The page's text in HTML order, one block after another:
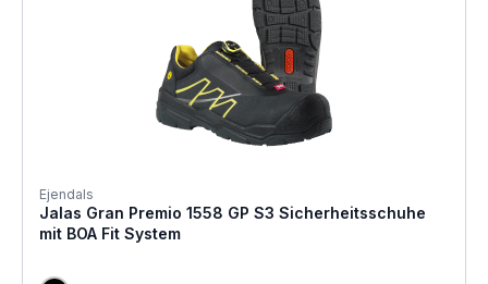
Ejendals
Jalas Gran Premio 1558 GP S3 Sicherheitsschuhe
mit BOA Fit System